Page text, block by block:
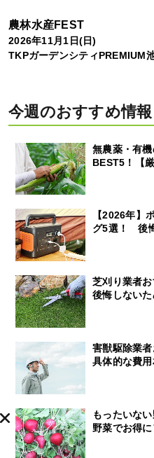
農林水産FEST
2026年11月1日(日)
TKPガーデンシティPREMIUM
今週のおすすめ情報
無農薬・有
BEST5！【
【2026年】
グ5選！ 後
芝刈り業者
後悔しない
害獣駆除業
具体的な費
もったいな
野菜でお得